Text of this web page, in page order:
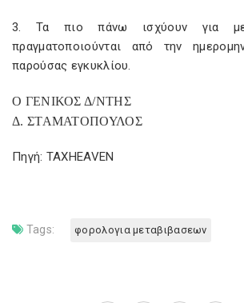
3. Τα πιο πάνω ισχύουν για
πραγματοποιούνται από την
παρούσας εγκυκλίου.
Ο ΓΕΝΙΚΟΣ Δ/ΝΤΗΣ
Δ. ΣΤΑΜΑΤΟΠΟΥΛΟΣ
Πηγή: TAXHEAVEN
Tags: φορολογια μεταβιβασεων